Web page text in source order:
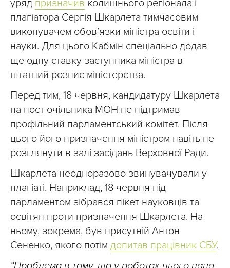
уряд призначив колишнього регіонала і
плагіатора Сергія Шкарлета тимчасовим
виконувачем обов’язки міністра освіти і
науки. Для цього Кабмін спеціально додав
ще одну ставку заступника міністра в
штатний розпис міністерства.
Перед тим, 18 червня, кандидатуру Шкарлета
на пост очільника МОН не підтримав
профільний парламентський комітет. Після
цього його призначення міністром навіть не
розглянути в залі засідань Верховної Ради.
Шкарлета неодноразово звинувачували у
плагіаті. Наприклад, 18 червня під
парламентом зібрався пікет науковців та
освітян проти призначення Шкарлета. На
ньому, зокрема, був присутній Антон
Сененко, якого потім допитав працівник СБУ.